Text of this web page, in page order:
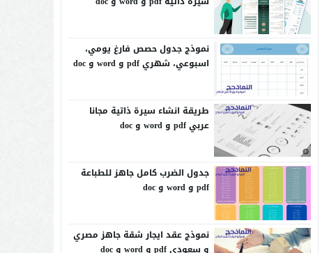
نموذج جدول حصص فارغ يومي،
اسبوعي، شهري pdf و word و doc
طريقة انشاء سيرة ذاتية مجانا
عربي pdf و word و doc
جدول الضرب كامل جاهز للطباعة
pdf و word و doc
نموذج عقد ايجار شقة جاهز مصري
و سعودي pdf و word و doc